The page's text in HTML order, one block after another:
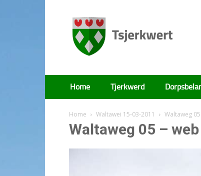
Tsjerkwert
Home Tjerkwerd
Home Waltawei 15-03-2011 Waltaweg
Waltaweg 05 – web